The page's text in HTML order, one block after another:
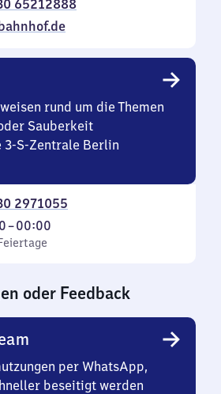
65212888
rund um die Themen
Sauberkeit
3-S-Zentrale Berlin
2971055
–00:00
oder Feedback
per WhatsApp,
beseitigt werden